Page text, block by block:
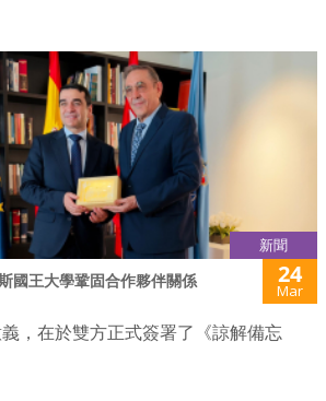
新聞
國王大學鞏固合作夥伴關係 24
Mar
，在於雙方正式簽署了《諒解備忘